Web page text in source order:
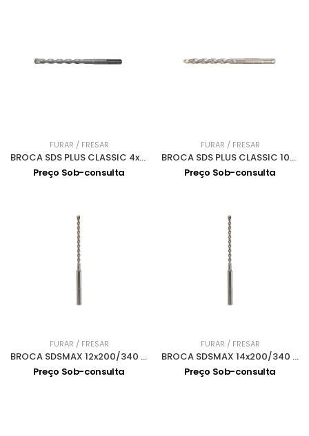
FURAR / FRESAR
BROCA SDS PLUS CLASSIC 4x111 D-00016
Preço Sob-consulta
FURAR / FRESAR
BROCA SDS PLUS CLASSIC 10x160 D-00175
Preço Sob-consulta
FURAR / FRESAR
BROCA SDSMAX 12x200/340 MAK2 P-17033
Preço Sob-consulta
FURAR / FRESAR
BROCA SDSMAX 14x200/340 MAK2 P-17077
Preço Sob-consulta